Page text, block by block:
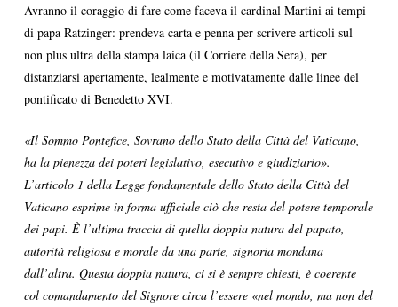
Avranno il coraggio di fare come faceva il cardinal Martini ai tempi
di papa Ratzinger: prendeva carta e penna per scrivere articoli sul
non plus ultra della stampa laica (il Corriere della Sera), per
distanziarsi apertamente, lealmente e motivatamente dalle linee del
pontificato di Benedetto XVI.
«Il Sommo Pontefice, Sovrano dello Stato della Città del Vaticano,
ha la pienezza dei poteri legislativo, esecutivo e giudiziario».
L’articolo 1 della Legge fondamentale dello Stato della Città del
Vaticano esprime in forma ufficiale ciò che resta del potere temporale
dei papi. È l’ultima traccia di quella doppia natura del papato,
autorità religiosa e morale da una parte, signoria mondana
dall’altra. Questa doppia natura, ci si è sempre chiesti, è coerente
col comandamento del Signore circa l’essere «nel mondo, ma non del